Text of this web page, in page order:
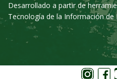
Desarrollado a partir de
Tecnología de la Información de